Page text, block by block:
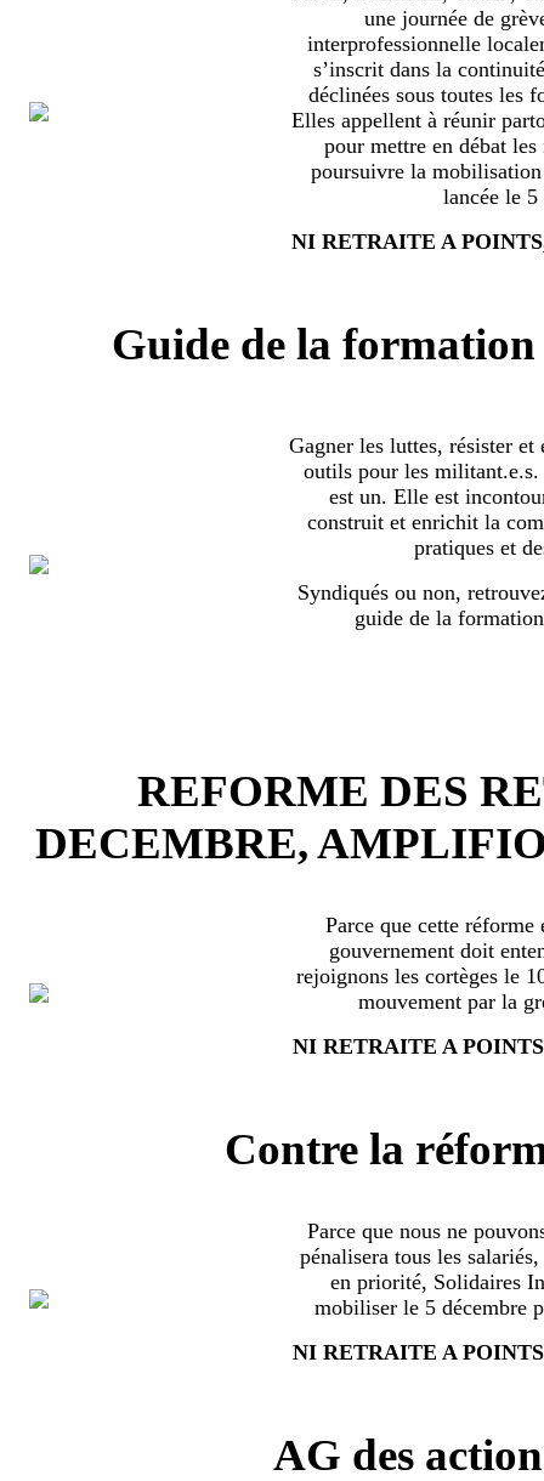
une journée de
interprofessionnelle
s’inscrit dans la
déclinées sous toutes les
Elles appellent à réunir
pour mettre en débat
poursuivre la
lancée le 5
NI RETRAITE A
Guide de la
Gagner les luttes, résister et
outils pour les
est un. Elle est
construit et enrichit la
pratiques et
Syndiqués ou non,
guide de la
REFORME DES
DECEMBRE,
Parce que cette
gouvernement doit
rejoignons les cortèges le
mouvement par la
NI RETRAITE A
Contre la
Parce que nous ne
pénalisera tous les
en priorité, Solidaires
mobiliser le 5 décembre
NI RETRAITE A
AG des